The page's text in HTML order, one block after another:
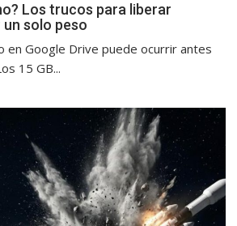
Los trucos para liberar
solo peso
en Google Drive puede ocurrir antes
15 GB...